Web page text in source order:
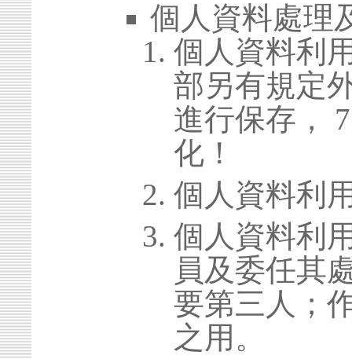
個人資料處理
個人資料利
部另有規定
進行保存，
化！
個人資料利
個人資料利
員及委任其
要第三人；
之用。